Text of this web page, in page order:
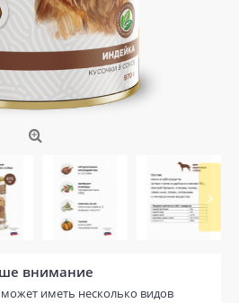
внимание
иметь несколько видов